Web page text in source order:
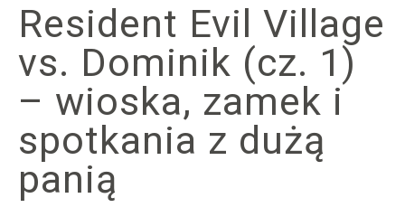
Resident Evil Village
vs. Dominik (cz. 1)
– wioska, zamek i
spotkania z dużą
panią